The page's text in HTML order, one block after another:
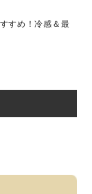
すめ！冷感＆最